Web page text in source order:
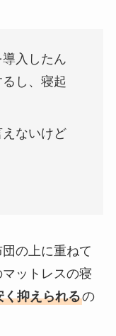
入したん
し、寝起
ないけど
の上に重ねて
ットレスの寝
く抑えられるの